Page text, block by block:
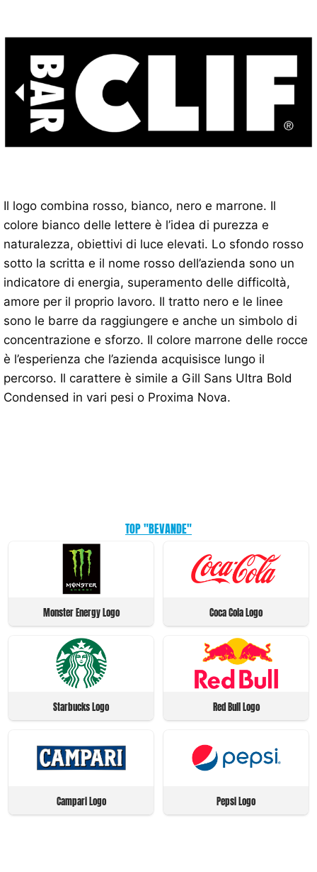
Il logo combina rosso, bianco, nero e marrone. Il
colore bianco delle lettere è l’idea di purezza e
naturalezza, obiettivi di luce elevati. Lo sfondo rosso
sotto la scritta e il nome rosso dell’azienda sono un
indicatore di energia, superamento delle difficoltà,
amore per il proprio lavoro. Il tratto nero e le linee
sono le barre da raggiungere e anche un simbolo di
concentrazione e sforzo. Il colore marrone delle rocce
è l’esperienza che l’azienda acquisisce lungo il
percorso. Il carattere è simile a Gill Sans Ultra Bold
Condensed in vari pesi o Proxima Nova.
TOP "BEVANDE"
Monster Energy Logo Coca Cola Logo
Starbucks Logo Red Bull Logo
Campari Logo Pepsi Logo